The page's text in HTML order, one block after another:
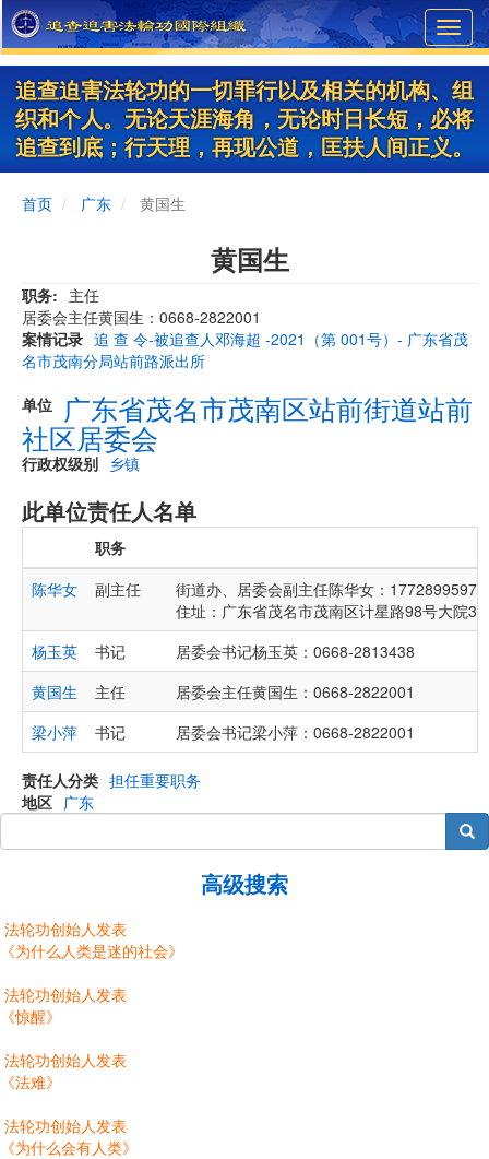
Skip
to
main
content
追查迫害法轮功的一切罪行以及相关的机构、组
织和个人。无论天涯海角，无论时日长短，必将
追查到底；行天理，再现公道，匡扶人间正义。
首页 广东 黄国生
黄国生
职务
主任
居委会主任黄国生：0668-2822001
案情记录 追 查 令-被追查人邓海超 -2021（第 001号）- 广东省茂
名市茂南分局站前路派出所
单位
广东省茂名市茂南区站前街道站前
社区居委会
行政权级别 乡镇
此单位责任人名单
职务
陈华女
副主任
街道办、居委会副主任陈华女：
住址：广东省茂名市茂南区计星路98号大院3
杨玉英
书记
居委会书记杨玉英：0668-2813438
黄国生
主任
居委会主任黄国生：0668-2822001
梁小萍
书记 居委会书记梁小萍：0668-2822001
责任人分类 担任重要职务
地区 广东
搜索
高级搜索
法轮功创始人发表
《为什么人类是迷的社会》
法轮功创始人发表
《惊醒》
法轮功创始人发表
《法难》
法轮功创始人发表
《为什么会有人类》